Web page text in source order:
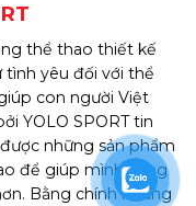
thể thao thiết kế
tình yêu đối với thể
con người Việt
YOLO SPORT tin
những sản phẩm
để giúp mình năng
Bằng chính những